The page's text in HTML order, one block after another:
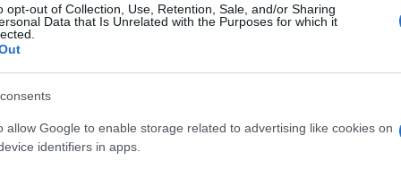
opt-out of Collection, Use, Retention, Sale, and/or Sharing
Data that Is Unrelated with the Purposes for which it
allow Google to enable storage related to advertising like cookies on
identifiers in apps.
Σταμάτη άλλαξε το επίθετό της –
πίσω από αυτή την κίνηση (vid)
την απόφαση το καλοκαίρι του 2020
- 13:04